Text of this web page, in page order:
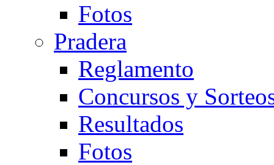
Fotos
Pradera
Reglamento
Concursos y
Resultados
Fotos